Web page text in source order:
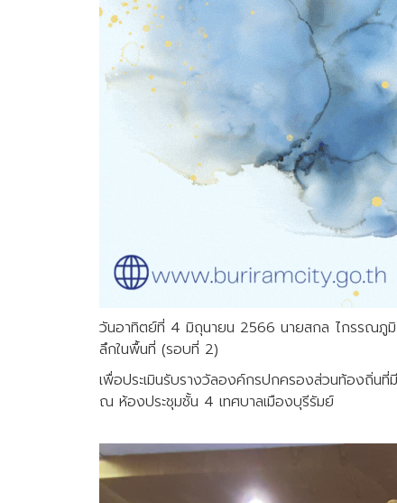
วันอาทิตย์ที่ 4 มิถุนายน 2566 นายสกล ไกรรณภูมิ
ลึกในพื้นที่ (รอบที่ 2)
เพื่อประเมินรับรางวัลองค์กรปกครองส่วนท้องถิ่น
ณ ห้องประชุมชั้น 4 เทศบาลเมืองบุรีรัมย์